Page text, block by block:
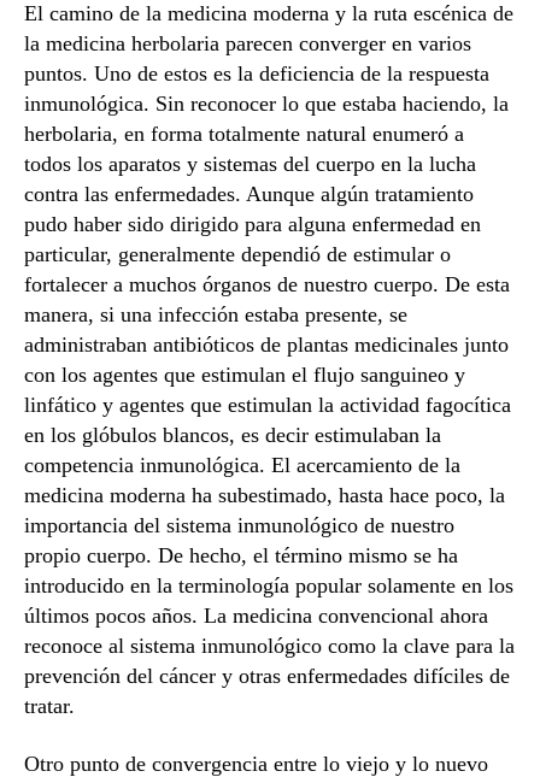
El camino de la medicina moderna y la ruta escénica de
la medicina herbolaria parecen converger en varios
puntos. Uno de estos es la deficiencia de la respuesta
inmunológica. Sin reconocer lo que estaba haciendo, la
herbolaria, en forma totalmente natural enumeró a
todos los aparatos y sistemas del cuerpo en la lucha
contra las enfermedades. Aunque algún tratamiento
pudo haber sido dirigido para alguna enfermedad en
particular, generalmente dependió de estimular o
fortalecer a muchos órganos de nuestro cuerpo. De esta
manera, si una infección estaba presente, se
administraban antibióticos de plantas medicinales junto
con los agentes que estimulan el flujo sanguineo y
linfático y agentes que estimulan la actividad fagocítica
en los glóbulos blancos, es decir estimulaban la
competencia inmunológica. El acercamiento de la
medicina moderna ha subestimado, hasta hace poco, la
importancia del sistema inmunológico de nuestro
propio cuerpo. De hecho, el término mismo se ha
introducido en la terminología popular solamente en los
últimos pocos años. La medicina convencional ahora
reconoce al sistema inmunológico como la clave para la
prevención del cáncer y otras enfermedades difíciles de
tratar.
Otro punto de convergencia entre lo viejo y lo nuevo